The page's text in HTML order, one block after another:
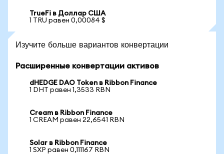
TrueFi в Доллар США
1 TRU равен 0,00084 $
Изучите больше вариантов конвертации
Расширенные конвертации активов
dHEDGE DAO Token в Ribbon Finance
1 DHT равен 1,3533 RBN
Cream в Ribbon Finance
1 CREAM равен 22,6541 RBN
Solar в Ribbon Finance
1 SXP равен 0,111167 RBN